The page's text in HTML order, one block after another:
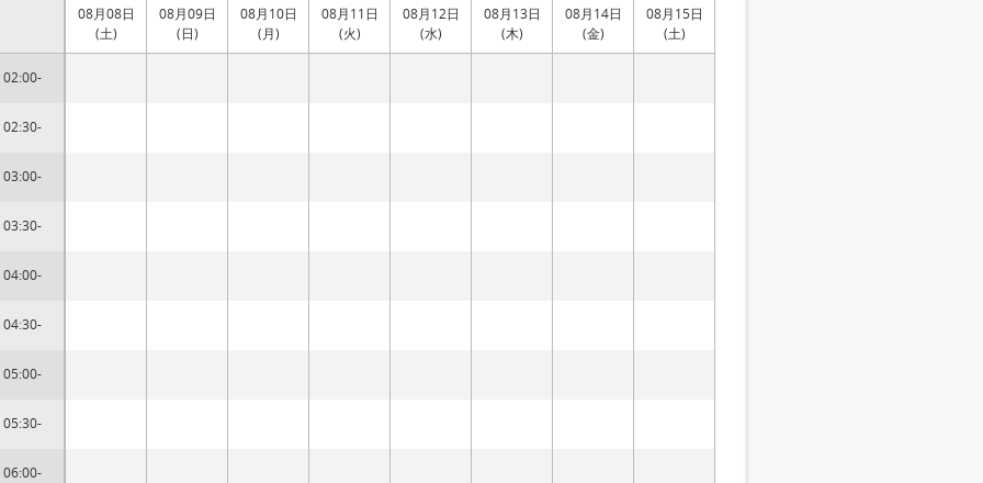
02:00-
02:30-
03:00-
03:30-
04:00-
04:30-
05:00-
05:30-
06:00-
08月08日
(土)
08月09日
(日)
08月10日
(月)
08月11日
(火)
08月12日
(水)
08月13日
(木)
08月14日
(金)
08月15日
(土)